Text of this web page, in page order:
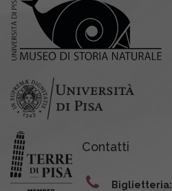
Contatti
Biglietteria: